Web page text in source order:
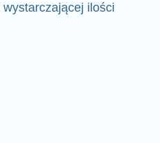
ilości